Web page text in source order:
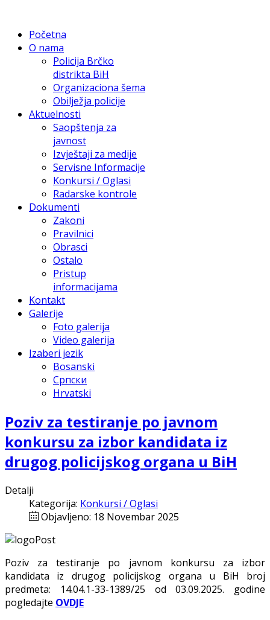
Početna
O nama
Policija Brčko
distrikta BiH
Organizaciona šema
Obilježja policije
Aktuelnosti
Saopštenja za
javnost
Izvještaji za medije
Servisne Informacije
Konkursi / Oglasi
Radarske kontrole
Dokumenti
Zakoni
Pravilnici
Obrasci
Ostalo
Pristup
informacijama
Kontakt
Galerije
Foto galerija
Video galerija
Izaberi jezik
Bosanski
Српски
Hrvatski
Poziv za testiranje po javnom
konkursu za izbor kandidata iz
drugog policijskog organa u BiH
Detalji
Kategorija: Konkursi / Oglasi
Objavljeno: 18 Novembar 2025
Poziv za testiranje po javnom konkursu za izbor
kandidata iz drugog policijskog organa u BiH broj
predmeta: 14.04.1-33-1389/25 od 03.09.2025. godine
pogledajte OVDJE